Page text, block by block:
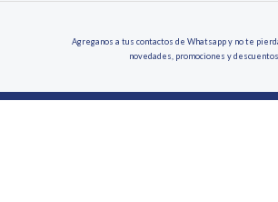
Agreganos a tus contactos de Whatsapp y no te
novedades, promociones y descuentos